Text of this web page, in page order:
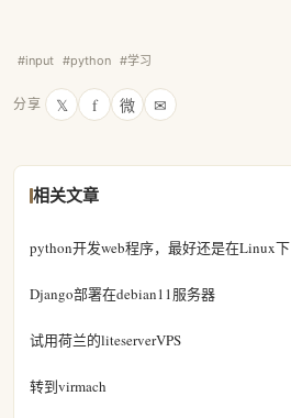
#input #python #学习
分享 𝕏 f 微 ✉
相关文章
python开发web程序，最好还是在Linux下
Django部署在debian11服务器
试用荷兰的liteserverVPS
转到virmach